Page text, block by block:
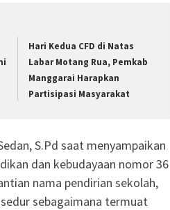
Hari Kedua CFD di Natas
Labar Motang Rua, Pemkab
Manggarai Harapkan
Partisipasi Masyarakat
S.Pd saat menyampaikan
dan kebudayaan nomor 36
nama pendirian sekolah,
sebagaimana termuat